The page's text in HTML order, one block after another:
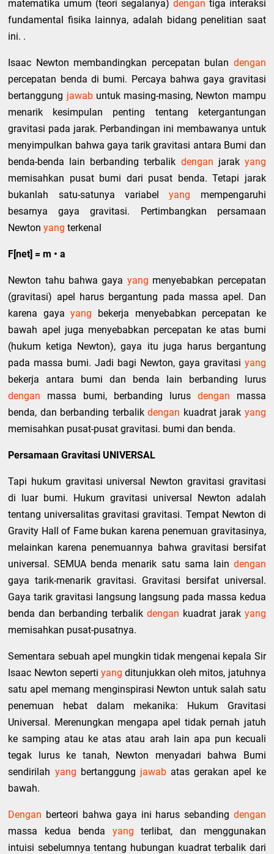
matematika umum (teori segalanya) dengan tiga interaksi
fundamental fisika lainnya, adalah bidang penelitian saat
ini. .
Isaac Newton membandingkan percepatan bulan dengan
percepatan benda di bumi. Percaya bahwa gaya gravitasi
bertanggung jawabuntuk masing-masing, Newton mampu
menarik kesimpulan penting tentang ketergantungan
gravitasi pada jarak. Perbandingan ini membawanya untuk
menyimpulkan bahwa gaya tarik gravitasi antara Bumi dan
benda-benda lain berbanding terbalik dengan jarak yang
memisahkan pusat bumi dari pusat benda. Tetapi jarak
bukanlah satu-satunya variabelyang mempengaruhi
besarnya gaya gravitasi. Pertimbangkan persamaan
Newtonyang terkenal
F[net] = m • a
Newton tahu bahwa gaya yang menyebabkan percepatan
(gravitasi) apel harus bergantung pada massa apel. Dan
karena gayayang bekerja menyebabkan percepatan ke
bawah apel juga menyebabkan percepatan ke atas bumi
(hukum ketiga Newton), gaya itu juga harus bergantung
pada massa bumi. Jadi bagi Newton, gaya gravitasi yang
bekerja antara bumi dan benda lain berbanding lurus
dengan massa bumi, berbanding lurus dengan massa
benda, dan berbanding terbalikdengan kuadrat jarak yang
memisahkan pusat-pusat gravitasi. bumi dan benda.
Persamaan Gravitasi UNIVERSAL
Tapi hukum gravitasi universal Newton gravitasi gravitasi
di luar bumi. Hukum gravitasi universal Newton adalah
tentang universalitas gravitasi gravitasi. Tempat Newton di
Gravity Hall of Fame bukan karena penemuan gravitasinya,
melainkan karena penemuannya bahwa gravitasi bersifat
universal. SEMUA benda menarik satu sama lain dengan
gaya tarik-menarik gravitasi. Gravitasi bersifat universal.
Gaya tarik gravitasi langsung langsung pada massa kedua
benda dan berbanding terbalik dengan kuadrat jarak yang
memisahkan pusat-pusatnya.
Sementara sebuah apel mungkin tidak mengenai kepala Sir
Isaac Newton seperti yang ditunjukkan oleh mitos, jatuhnya
satu apel memang menginspirasi Newton untuk salah satu
penemuan hebat dalam mekanika: Hukum Gravitasi
Universal. Merenungkan mengapa apel tidak pernah jatuh
ke samping atau ke atas atau arah lain apa pun kecuali
tegak lurus ke tanah, Newton menyadari bahwa Bumi
sendirilah yang bertanggung jawabatas gerakan apel ke
bawah.
Dengan berteori bahwa gaya ini harus sebanding dengan
massa kedua benda yang terlibat, dan menggunakan
intuisi sebelumnya tentang hubungan kuadrat terbalik dari